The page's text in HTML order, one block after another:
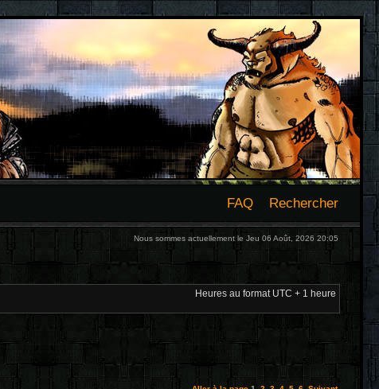
FAQ Rechercher
Nous sommes actuellement le Jeu 06 Août, 2026 20:05
Heures au format UTC + 1 heure